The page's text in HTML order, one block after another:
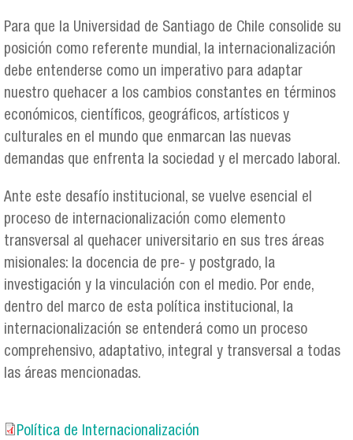
Para que la Universidad de Santiago de Chile consolide su
posición como referente mundial, la internacionalización
debe entenderse como un imperativo para adaptar
nuestro quehacer a los cambios constantes en términos
económicos, científicos, geográficos, artísticos y
culturales en el mundo que enmarcan las nuevas
demandas que enfrenta la sociedad y el mercado laboral.
Ante este desafío institucional, se vuelve esencial el
proceso de internacionalización como elemento
transversal al quehacer universitario en sus tres áreas
misionales: la docencia de pre- y postgrado, la
investigación y la vinculación con el medio. Por ende,
dentro del marco de esta política institucional, la
internacionalización se entenderá como un proceso
comprehensivo, adaptativo, integral y transversal a todas
las áreas mencionadas.
Política de Internacionalización